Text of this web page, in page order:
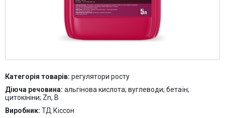
Категорія товарів: регулятори росту
Діюча речовина: альгінова кислота; вуглеводи; бетаїн;
цитокініни; Zn, B
Виробник: ТД Кіссон